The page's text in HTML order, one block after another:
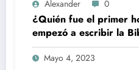
Alexander 0
¿Quién fue el primer
empezó a escribir la
Mayo 4, 2023